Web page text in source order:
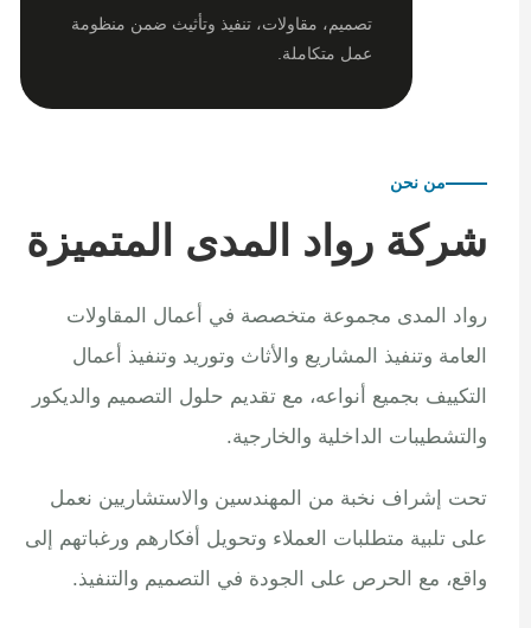
تصميم، مقاولات، تنفيذ وتأثيث ضمن منظومة
عمل متكاملة.
من نحن
شركة رواد المدى المتميزة
رواد المدى مجموعة متخصصة في أعمال المقاولات
العامة وتنفيذ المشاريع والأثاث وتوريد وتنفيذ أعمال
التكييف بجميع أنواعه، مع تقديم حلول التصميم والديكور
والتشطيبات الداخلية والخارجية.
تحت إشراف نخبة من المهندسين والاستشاريين نعمل
على تلبية متطلبات العملاء وتحويل أفكارهم ورغباتهم إلى
واقع، مع الحرص على الجودة في التصميم والتنفيذ.